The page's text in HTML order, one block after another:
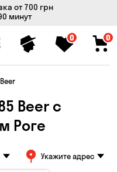
от 700 грн
минут
0 0
Beer с
Роге
Укажите адрес